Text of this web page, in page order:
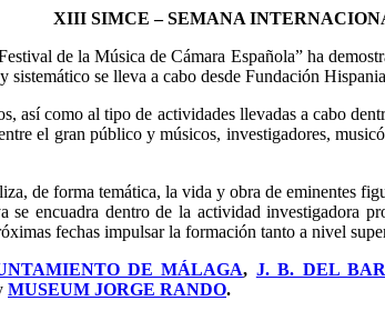
XIII SIMCE – SEMANA
de la Música de Cámara Española” ha
sistemático se lleva a cabo desde Fundación
así como al tipo de actividades llevadas a cabo
el gran público y músicos, investigadores,
de forma temática, la vida y obra de eminentes
encuadra dentro de la actividad investigadora
fechas impulsar la formación tanto a nivel
DE MÁLAGA, J. B. DEL
MUSEUM JORGE RANDO.